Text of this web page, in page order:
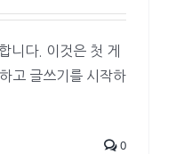
니다. 이것은 첫 게
고 글쓰기를 시작하
0